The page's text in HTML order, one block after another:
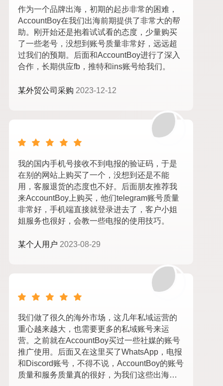
作为一个品牌出海，初期的起步非常的困难，
AccountBoy在我们出海前期提供了非常大的帮
助。刚开始还是抱着试试看的态度，少量购买
了一些老号，没想到账号质量非常好，远远超
过我们的预期。后面和AccountBoy进行了深入
合作，长期供应fb，推特和ins账号给我们。
某外贸公司采购 2023-12-12
我的国内手机号接收不到电报的验证码，于是
在别的网站上购买了一个，没想到还是不能
用，客服退货的态度也不好。后面朋友推荐我
来AccountBoy上购买，他们telegram账号质量
非常好，手机端直接就登录进去了，客户小姐
姐服务也很好，会教一些电报的使用技巧。
某个人用户 2023-08-29
我们做了很久的海外市场，这几年私域运营的
重心越来越大，也需要更多的私域账号来运
营。之前就在AccountBoy买过一些社媒的账号
推广使用。后面又在这里买了WhatsApp，电报
和Discord账号，不得不说，AccountBoy的账号
质量和服务质量真的很好，为我们这些出海人